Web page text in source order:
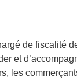
de fiscalité
et
les